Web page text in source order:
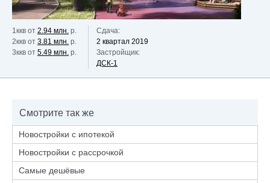
1ккв от 2.94 млн. р.
2ккв от 3.81 млн. р.
3ккв от 5.49 млн. р.
Сдача:
2 квартал 2019
Застройщик:
ДСК-1
Смотрите так же
Новостройки с ипотекой
Новостройки с рассрочкой
Самые дешёвые